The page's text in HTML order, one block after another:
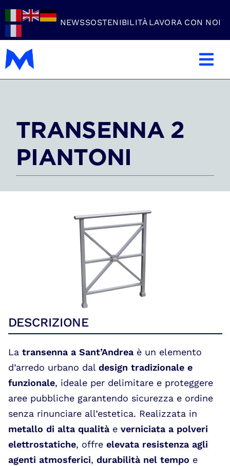
Skip
to
content
NEWSSOSTENIBILITÀ LAVORA CON NOI
Carpenteria Metallica
Settori
Lavorazioni
TRANSENNA 2
PIANTONI
DESCRIZIONE
La transenna a Sant’Andreaè un elemento
d’arredo urbano dal design tradizionale e
funzionale, ideale per delimitare e proteggere
aree pubbliche garantendo sicurezza e ordine
senza rinunciare all’estetica. Realizzata in
metallo di alta qualitàe verniciata a polveri
elettrostatiche, offre elevata resistenza agli
agenti atmosferici, durabilità nel tempo e